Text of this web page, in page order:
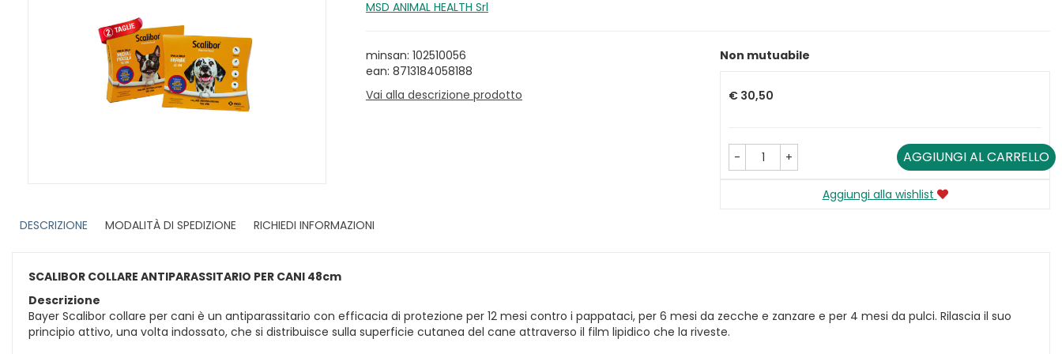
MSD ANIMAL HEALTH Srl
minsan: 102510056
ean: 8713184058188
Vai alla descrizione prodotto
Non mutuabile
€ 30,50
- + AGGIUNGI AL CARRELLO
Aggiungi alla wishlist
DESCRIZIONE
MODALITÀ DI SPEDIZIONE RICHIEDI INFORMAZIONI
SCALIBOR COLLARE ANTIPARASSITARIO PER CANI 48cm
Descrizione
Bayer Scalibor collare per cani è un antiparassitario con efficacia di protezione per 12 mesi contro i pappataci, per 6 mesi da zecche e zanzare e per 4 mesi da pulci. Rilascia il suo
principio attivo, una volta indossato, che si distribuisce sulla superficie cutanea del cane attraverso il film lipidico che la riveste.